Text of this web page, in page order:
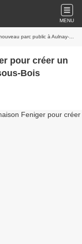
MENU
parc public à Aulnay-sous-Bois
pour créer un
Bois